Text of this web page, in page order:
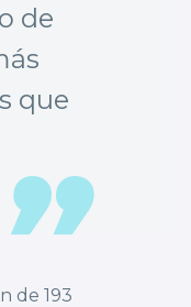
de
que
de 193